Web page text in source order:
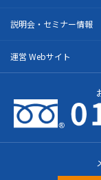
説明会・セミナー情報
運営 Webサイト